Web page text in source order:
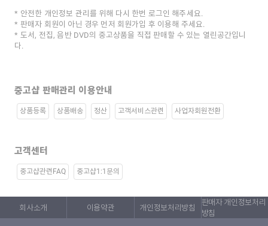
안전한 개인정보 관리를 위해 다시 한번 로그인 해주세요.
판매자 회원이 아닌 경우 먼저 회원가입 후 이용해 주세요.
도서, 전집, 음반 DVD의 중고상품을 직접 판매할 수 있는 열린공간입니
다.
중고샵 판매관리 이용안내
상품등록 상품배송 정산 고객서비스관련 사업자회원전환
고객센터
중고샵관련FAQ 중고샵1:1문의
회사소개 이용약관 개인정보처리방침
판매자 개인정보처리
방침